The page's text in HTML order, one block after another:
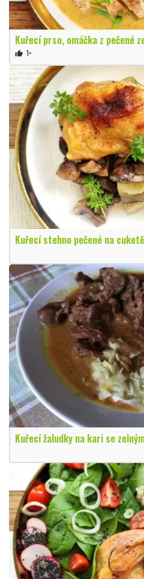
Kuřecí prso, omáčka z pečené
thumb_up 1×
Kuřecí stehno pečené na
Kuřecí žaludky na kari se